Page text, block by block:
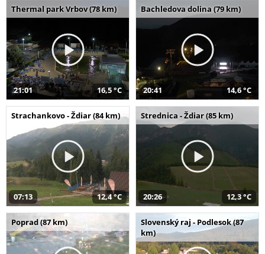
Thermal park Vrbov (78 km)
21:01 16,5 °C
Bachledova dolina (79 km)
20:41 14,6 °C
Strachankovo - Ždiar (84 km)
07:13 12,4 °C
Strednica - Ždiar (85 km)
20:26 12,3 °C
Poprad (87 km)
Slovenský raj - Podlesok (87
km)